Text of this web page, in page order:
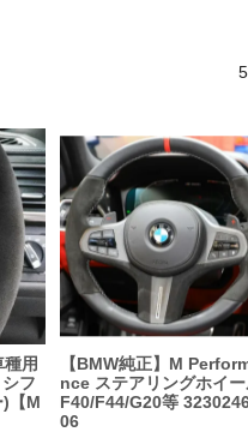
用
フ
)【M
【BMW純正】M
nce ステアリングホイ
F40/F44/G20等
06